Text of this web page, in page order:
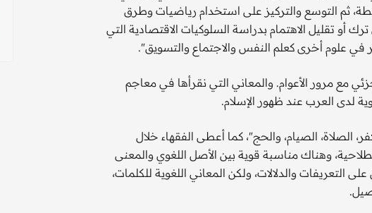
ثم التوسع والتركيز على استخدام رياضيات وطرق
أو تقليل الاهتمام بدراسة السلوكيات الاقتصادية التي
علوم أخرى كعلم النفس والاجتماع والتسويق".
مع مرور الأعوام. والمعاني التي نقرأها في معاجم
لدى العرب عند ظهور الإسلام.
الصلاة، الصيام، والحج"، كما أعطى الفقهاء خلال
وهناك مناسبة قوية بين الأصل اللغوي والمعنى
والدلالات، ولكن المعاني اللغوية للكلمات،